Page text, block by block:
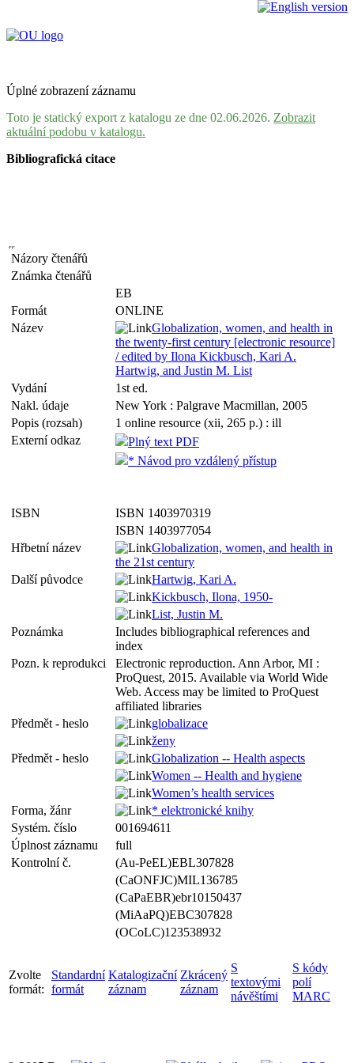
Úplné zobrazení záznamu
Toto je statický export z katalogu ze dne 02.06.2026. Zobrazit
aktuální podobu v katalogu.
Bibliografická citace
Názory čtenářů
Známka čtenářů
EB
Formát
ONLINE
Název
Globalization, women, and health in
the twenty-first century [electronic resource]
/ edited by Ilona Kickbusch, Kari A.
Hartwig, and Justin M. List
Vydání
1st ed.
Nakl. údaje
New York : Palgrave Macmillan, 2005
Popis (rozsah)
1 online resource (xii, 265 p.) : ill
Externí odkaz
Plný text PDF
* Návod pro vzdálený přístup
ISBN
ISBN 1403970319
ISBN 1403977054
Hřbetní název
Globalization, women, and health in
the 21st century
Další původce
Hartwig, Kari A.
Kickbusch, Ilona, 1950-
List, Justin M.
Poznámka
Includes bibliographical references and
index
Pozn. k reprodukci
Electronic reproduction. Ann Arbor, MI :
ProQuest, 2015. Available via World Wide
Web. Access may be limited to ProQuest
affiliated libraries
Předmět - heslo
globalizace
ženy
Předmět - heslo
Globalization -- Health aspects
Women -- Health and hygiene
Women’s health services
Forma, žánr
* elektronické knihy
Systém. číslo
001694611
Úplnost záznamu
full
Kontrolní č.
(Au-PeEL)EBL307828
(CaONFJC)MIL136785
(CaPaEBR)ebr10150437
(MiAaPQ)EBC307828
(OCoLC)123538932
Zvolte
formát:
Standardní
formát
Katalogizační
záznam
Zkrácený
záznam
S
textovými
návěštími
S kódy
polí
MARC